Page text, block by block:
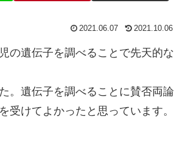
2021.06.07 2021.10.06
の遺伝子を調べることで先天的な
。遺伝子を調べることに賛否両論
けてよかったと思っています。